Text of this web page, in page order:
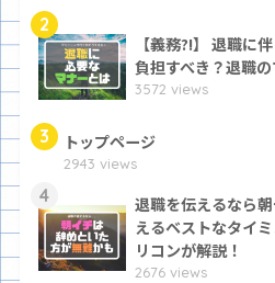
2
【義務?!】 退職に
負担すべき？退職
3572 views
3 トップページ
2943 views
4
退職を伝えるなら
えるベストなタイ
リコンが解説！
2676 views